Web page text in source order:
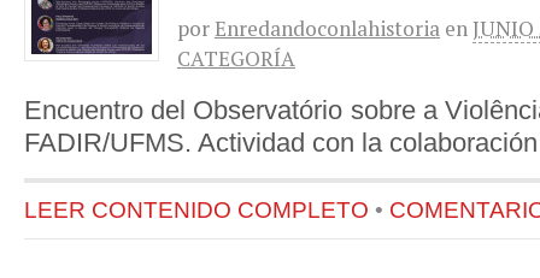
porEnredandoconlahistoria enJUNIO
CATEGORÍA
Encuentro del Observatório sobre a
FADIR/UFMS. Actividad con la
LEER CONTENIDO COMPLETO •